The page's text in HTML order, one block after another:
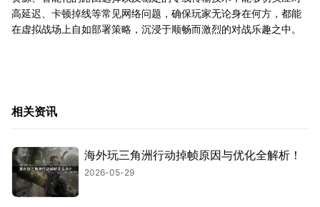
高延迟、卡顿掉线等常见网络问题，确保玩家无论身在何方，都能
在虚拟战场上自如部署策略，沉浸于顺畅而激烈的对战乐趣之中。
相关资讯
海外玩三角洲行动掉帧原因与优化全解析！
2026-05-29